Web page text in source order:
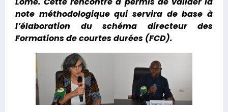
note méthodologique qui servira de base à
l’élaboration du schéma directeur des
Formations de courtes durées (FCD).